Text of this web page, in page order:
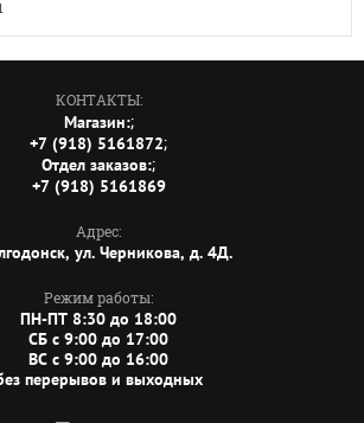
КОНТАКТЫ:
Магазин:;
+7 (918) 5161872;
Отдел заказов:;
+7 (918) 5161869
Адрес:
ул. Черникова, д. 4Д.
Режим работы:
ПН-ПТ 8:30 до 18:00
СБ c 9:00 до 17:00
ВС c 9:00 до 16:00
перерывов и выходных